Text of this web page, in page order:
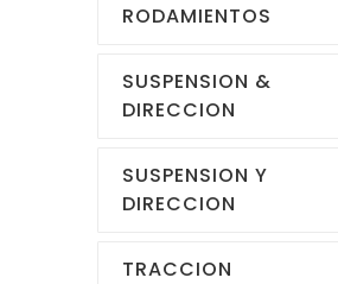
RODAMIENTOS
SUSPENSION &
DIRECCION
SUSPENSION Y
DIRECCION
TRACCION